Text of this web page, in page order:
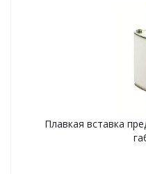
Плавкая вставка